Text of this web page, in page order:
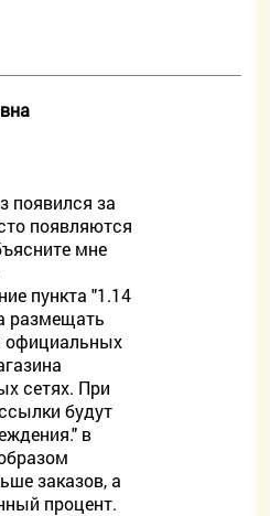
появился за
появляются
мне
пункта "1.14
размещать
официальных
сетях. При
будут
в
заказов, а
процент.